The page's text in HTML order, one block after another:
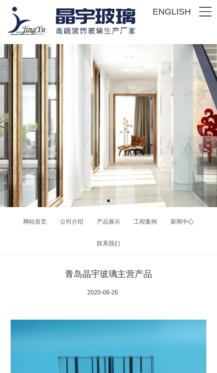
ENGLISH
网站首页 公司介绍 产品展示 工程案例 新闻中心
联系我们
青岛晶宇玻璃主营产品
2020-08-26